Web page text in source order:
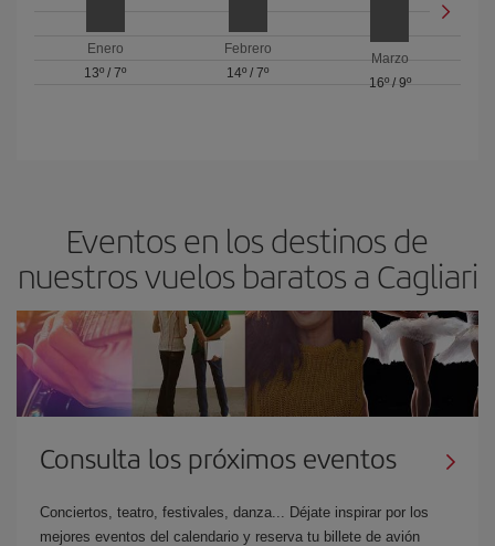
Enero
13º /7º
Febrero
14º / 7º
Marzo
16º/ 9º
Eventos en los destinos de
nuestros vuelos baratos a Cagliari
Consulta los próximos eventos
Conciertos, teatro, festivales, danza... Déjate inspirar por los
mejores eventos del calendario y reserva tu billete de avión